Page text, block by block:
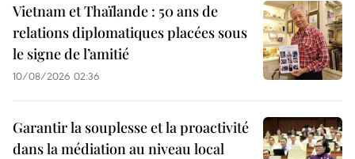
Vietnam et Thaïlande : 50 ans de
relations diplomatiques placées sous
le signe de l’amitié
10/08/2026 02:36
Garantir la souplesse et la proactivité
dans la médiation au niveau local